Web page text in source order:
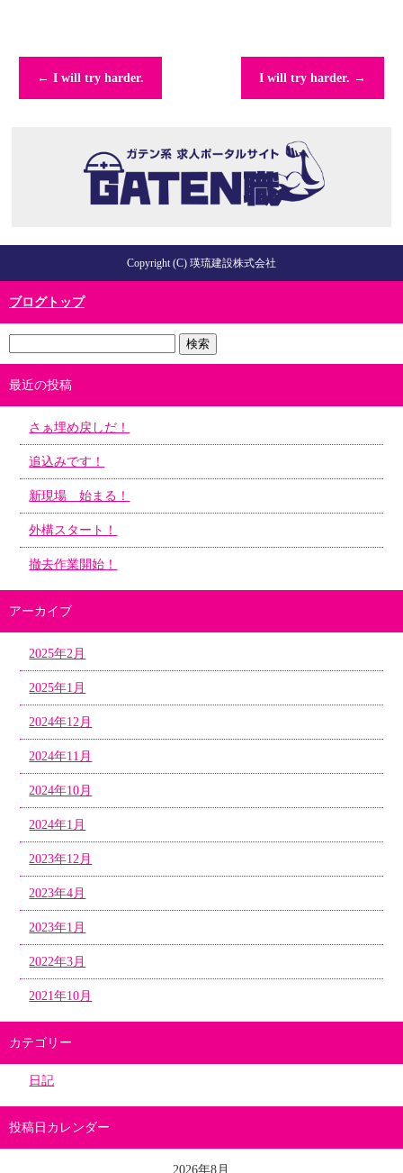
← I will try harder. I will try harder. →
Copyright (C) 瑛琉建設株式会社
ブログトップ
最近の投稿
さぁ埋め戻しだ！
追込みです！
新現場 始まる！
外構スタート！
撤去作業開始！
アーカイブ
2025年2月
2025年1月
2024年12月
2024年11月
2024年10月
2024年1月
2023年12月
2023年4月
2023年1月
2022年3月
2021年10月
カテゴリー
日記
投稿日カレンダー
2026年8月